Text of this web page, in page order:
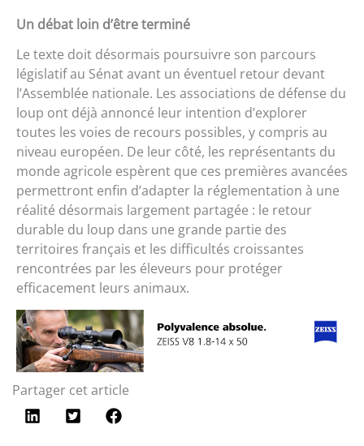
Un débat loin d’être terminé
Le texte doit désormais poursuivre son parcours
législatif au Sénat avant un éventuel retour devant
l’Assemblée nationale. Les associations de défense du
loup ont déjà annoncé leur intention d’explorer
toutes les voies de recours possibles, y compris au
niveau européen. De leur côté, les représentants du
monde agricole espèrent que ces premières avancées
permettront enfin d’adapter la réglementation à une
réalité désormais largement partagée : le retour
durable du loup dans une grande partie des
territoires français et les difficultés croissantes
rencontrées par les éleveurs pour protéger
efficacement leurs animaux.
Partager cet article